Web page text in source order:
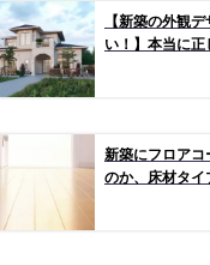
【新築の外観
い！】本当に正
新築にフロアコ
のか、床材タイ